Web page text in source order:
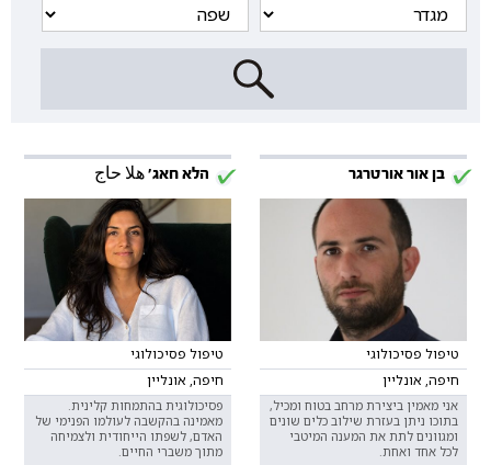
בן אור אורטרגר
טיפול פסיכולוגי
חיפה, אונליין
אני מאמין ביצירת מרחב בטוח ומכיל,
בתוכו ניתן בעזרת שילוב כלים שונים
ומגוונים לתת את המענה המיטבי
לכל אחד ואחת.
הלא חאג' هلا حاج
טיפול פסיכולוגי
חיפה, אונליין
פסיכולוגית בהתמחות קלינית.
מאמינה בהקשבה לעולמו הפנימי של
האדם, לשפתו הייחודית ולצמיחה
מתוך משברי החיים.